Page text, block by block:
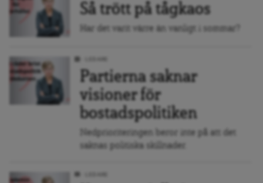
Så trött på tågkaos
Har det varit värre än vanligt i sommar?
Partierna saknar
visioner för
bostadspolitiken
Nedprioriteringen beror inte på att det
saknas politiska skillnader.